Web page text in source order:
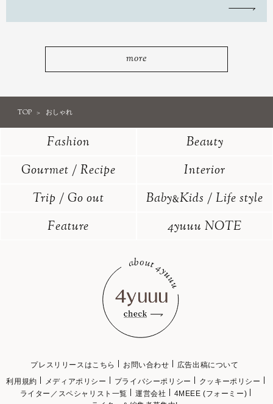
more
TOP おしゃれ
Fashion
Beauty
Gourmet / Recipe
Interior
Trip / Go out
Baby&Kids / Life style
Feature
4yuuu NOTE
プレスリリースはこちら お問い合わせ
広告出稿について
利用規約
メディアポリシー プライバシーポリシー
クッキーポリシー
ライター／スペシャリスト一覧
運営会社
4MEEE (フォーミー)